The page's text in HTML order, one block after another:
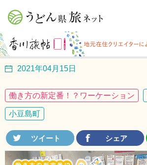
2021年04月15日
働き方の新定番！？ワーケーション
小豆島町